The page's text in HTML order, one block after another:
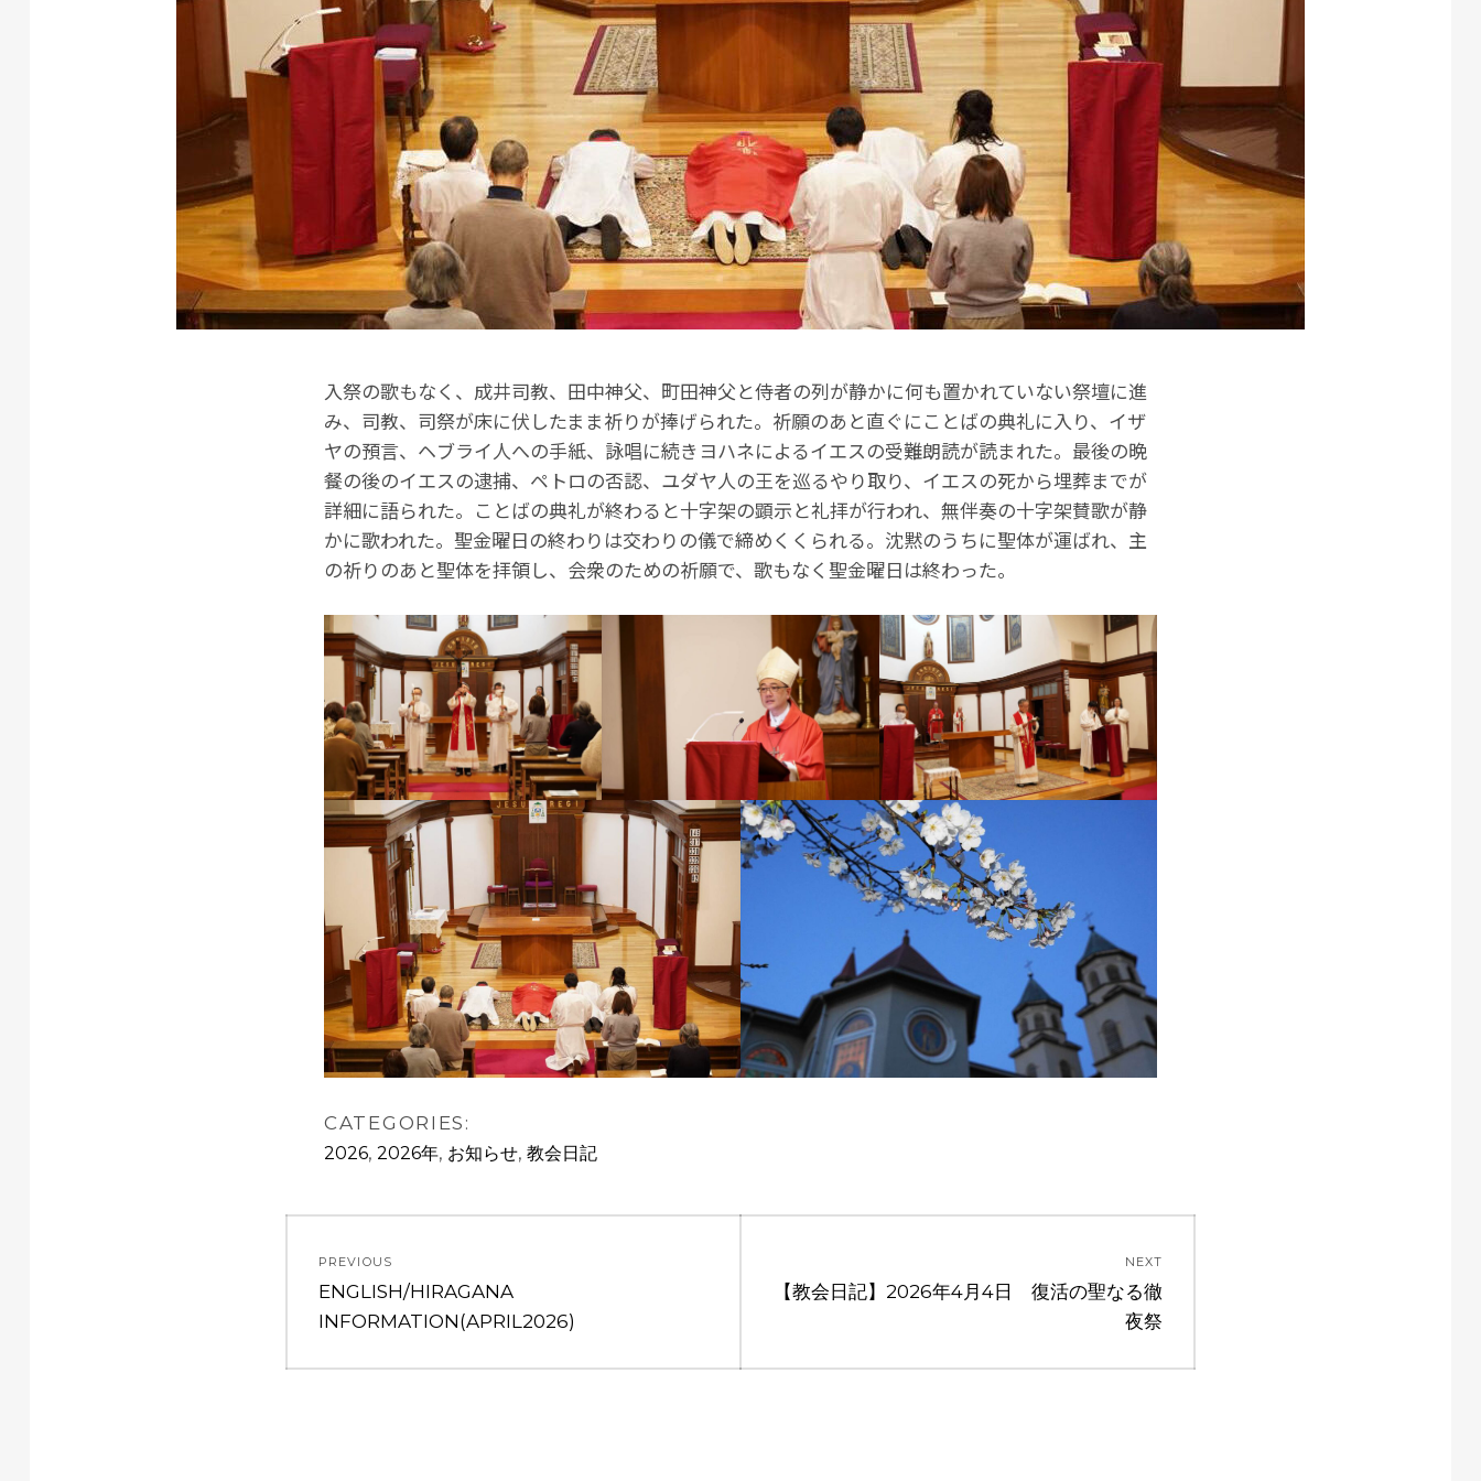
入祭の歌もなく、成井司教、田中神父、町田神父と侍者の列が静かに何も置かれていない祭壇に進
み、司教、司祭が床に伏したまま祈りが捧げられた。祈願のあと直ぐにことばの典礼に入り、イザ
ヤの預言、ヘブライ人への手紙、詠唱に続きヨハネによるイエスの受難朗読が読まれた。最後の晩
餐の後のイエスの逮捕、ペトロの否認、ユダヤ人の王を巡るやり取り、イエスの死から埋葬までが
詳細に語られた。ことばの典礼が終わると十字架の顕示と礼拝が行われ、無伴奏の十字架賛歌が静
かに歌われた。聖金曜日の終わりは交わりの儀で締めくくられる。沈黙のうちに聖体が運ばれ、主
の祈りのあと聖体を拝領し、会衆のための祈願で、歌もなく聖金曜日は終わった。
CATEGORIES:
2026, 2026年, お知らせ, 教会日記
PREVIOUS
Previous
post:
ENGLISH/HIRAGANA
INFORMATION(APRIL2026)
NEXT
Next
【教会日記】2026年4月4日 復活の聖なる徹
夜祭